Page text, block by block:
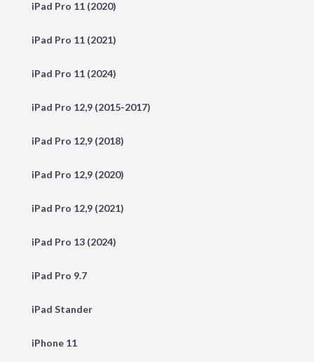
iPad Pro 11 (2020)
iPad Pro 11 (2021)
iPad Pro 11 (2024)
iPad Pro 12,9 (2015-2017)
iPad Pro 12,9 (2018)
iPad Pro 12,9 (2020)
iPad Pro 12,9 (2021)
iPad Pro 13 (2024)
iPad Pro 9.7
iPad Stander
iPhone 11